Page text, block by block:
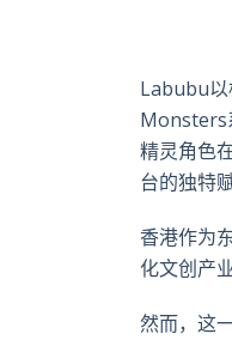
Labubu
Monsters
精灵角色
台的独特
香港作为
化文创产
然而，这